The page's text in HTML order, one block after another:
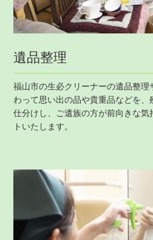
遺品整理
福山市の生必クリーナーの遺品整
わって思い出の品や貴重品などを、
仕分けし、ご遺族の方が前向きな気
トいたします。